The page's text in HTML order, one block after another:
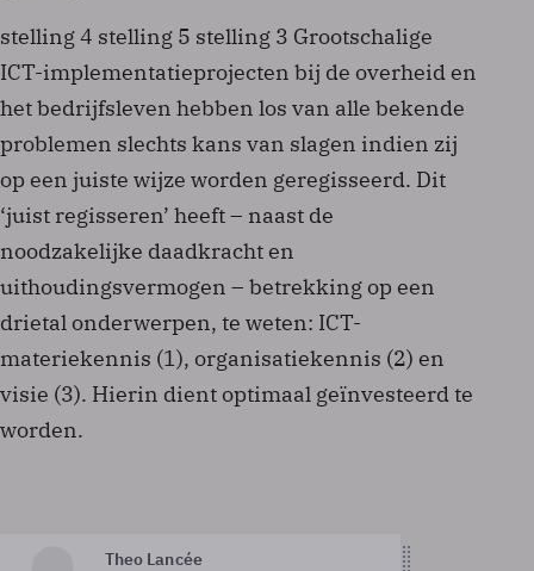
stelling 4 stelling 5 stelling 3 Grootschalige
ICT-implementatieprojecten bij de overheid en
het bedrijfsleven hebben los van alle bekende
problemen slechts kans van slagen indien zij
op een juiste wijze worden geregisseerd. Dit
‘juist regisseren’ heeft – naast de
noodzakelijke daadkracht en
uithoudingsvermogen – betrekking op een
drietal onderwerpen, te weten: ICT-
materiekennis (1), organisatiekennis (2) en
visie (3). Hierin dient optimaal geïnvesteerd te
worden.
Theo Lancée